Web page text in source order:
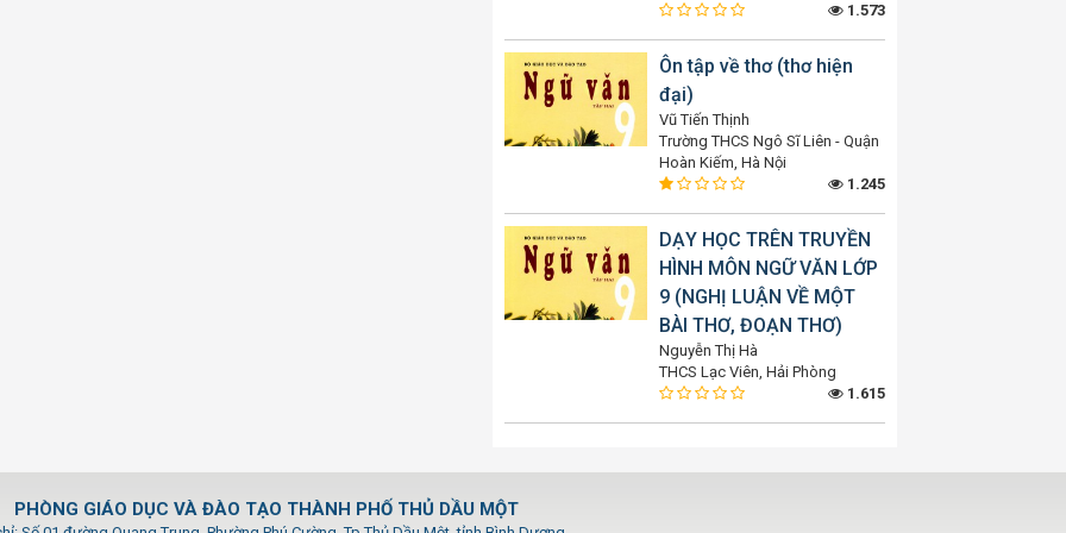
1.573
Ôn tập về thơ (thơ hiện
đại)
Vũ Tiến Thịnh
Trường THCS Ngô Sĩ Liên - Quận
Hoàn Kiếm, Hà Nội
1.245
DẠY HỌC TRÊN TRUYỀN
HÌNH MÔN NGỮ VĂN LỚP
9 (NGHỊ LUẬN VỀ MỘT
BÀI THƠ, ĐOẠN THƠ)
Nguyễn Thị Hà
THCS Lạc Viên, Hải Phòng
1.615
PHÒNG GIÁO DỤC VÀ ĐÀO TẠO THÀNH PHỐ THỦ DẦU MỘT